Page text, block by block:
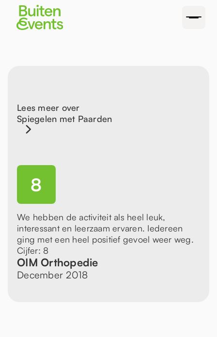
Lees meer over
Spiegelen met Paarden
8
We hebben de activiteit als heel leuk,
interessant en leerzaam ervaren. Iedereen
ging met een heel positief gevoel weer weg.
Cijfer: 8
OIM Orthopedie
December 2018